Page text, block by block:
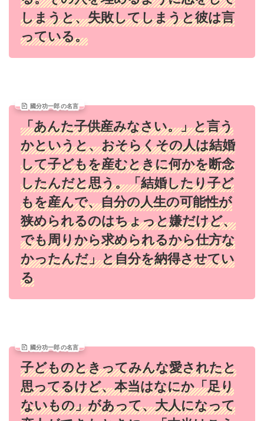
しまうと、失敗してしまうと彼は言
っている。
國分功一郎 の名言
「あんた子供産みなさい。」と言う
かというと、おそらくその人は結婚
して子どもを産むときに何かを断念
したんだと思う。「結婚したり子ど
もを産んで、自分の人生の可能性が
狭められるのはちょっと嫌だけど、
でも周りから求められるから仕方な
かったんだ」と自分を納得させてい
る
國分功一郎 の名言
子どものときってみんな愛されたと
思ってるけど、本当はなにか「足り
ないもの」があって、大人になって